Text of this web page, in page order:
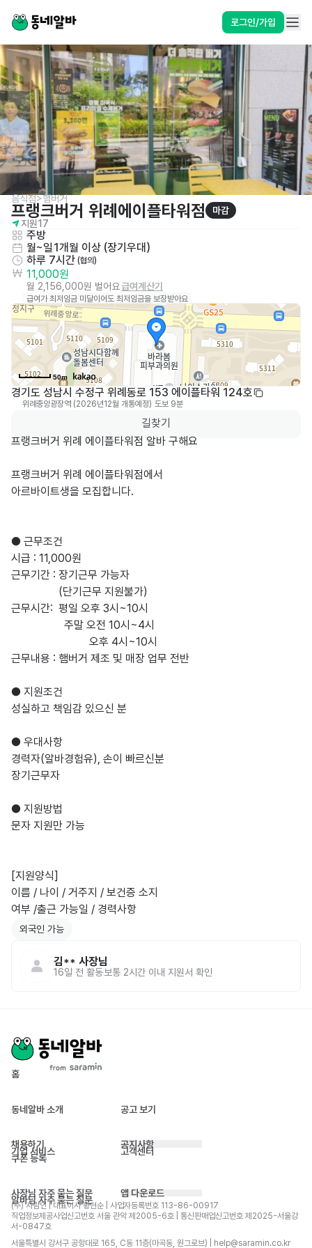
로그인/가입
음식점>햄버거
프랭크버거 위례에이플타워점
마감
지원17
주방
월~일1개월 이상 (장기우대)
하루 7시간 (협의)
11,000원
월 2,156,000원 벌어요급여계산기
급여가 최저임금 미달이어도 최저임금을 보장받아요
50m
경기도 성남시 수정구 위례동로 153 에이플타워 124호
위례중앙광장역 (2026년12월 개통예정) 도보 9분
길찾기
프랭크버거 위례 에이플타워점 알바 구해요
프랭크버거 위례 에이플타워점에서
아르바이트생을 모집합니다.
● 근무조건
시급 : 11,000원
근무기간 : 장기근무 가능자
근무시간:  평일 오후 3시~10시
근무내용 : 햄버거 제조 및 매장 업무 전반
● 지원조건
성실하고 책임감 있으신 분
● 우대사항
경력자(알바경험유), 손이 빠르신분
장기근무자
● 지원방법
문자 지원만 가능
[지원양식]
이름 / 나이 / 거주지 / 보건증 소지
여부 /출근 가능일 / 경력사항
외국인 가능
김** 사장님
16일 전 활동보통 2시간 이내 지원서 확인
홈
동네알바 소개 공고 보기
채용하기
기업 서비스
쿠폰 등록
공지사항
고객센터
사장님 자주 묻는 질문
알바님 자주 묻는 질문
앱 다운로드
(주) 사람인 | 대표이사 황현순 | 사업자등록번호 113-86-00917
직업정보제공사업신고번호 서울 관악 제2005-6호 | 통신판매업신고번호 제2025-서울강
서-0847호
서울특별시 강서구 공항대로 165, C동 11층(마곡동, 원그로브) | help@saramin.co.kr